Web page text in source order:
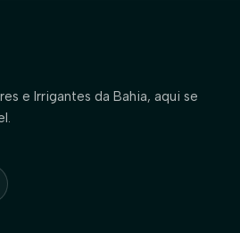
e Irrigantes da Bahia, aqui se